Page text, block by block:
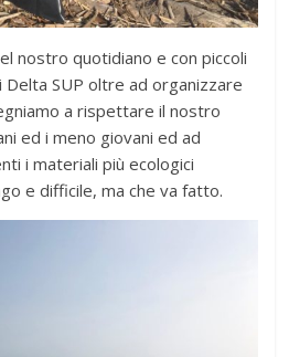
nostro quotidiano e con piccoli
SUP oltre ad organizzare
a rispettare il nostro
ed i meno giovani ed ad
i materiali più ecologici
e difficile, ma che va fatto.